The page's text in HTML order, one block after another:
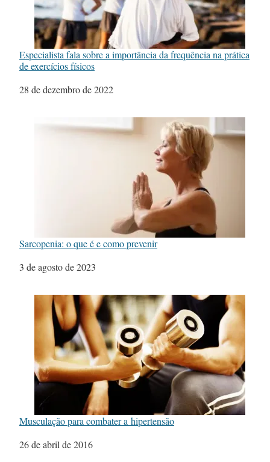
Especialista fala sobre a importância da frequência na prática
de exercícios físicos
Data
28 de dezembro de 2022
Sarcopenia: o que é e como prevenir
Data
3 de agosto de 2023
Musculação para combater a hipertensão
Data
26 de abril de 2016